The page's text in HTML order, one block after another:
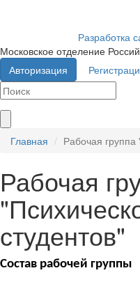
Разработка
Московское отделение
Авторизация
Главная Рабочая группа
Рабочая
студентов"
Состав рабочей группы